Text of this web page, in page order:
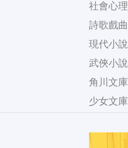
社會心理
詩歌戲曲
現代小說
武俠小說
角川文庫
少女文庫